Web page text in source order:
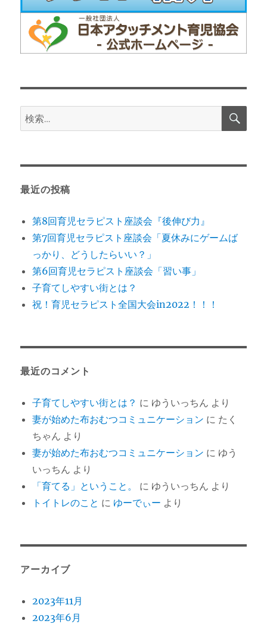
検
索:
検
最近の投稿
第8回育児セラピスト座談会『後伸び力』
第7回育児セラピスト座談会「夏休みにゲームば
っかり、どうしたらいい？」
第6回育児セラピスト座談会「習い事」
子育てしやすい街とは？
祝！育児セラピスト全国大会in2022！！！
最近のコメント
子育てしやすい街とは？ に ゆういっちん より
妻が始めた布おむつコミュニケーション に たく
ちゃん より
妻が始めた布おむつコミュニケーション に ゆう
いっちん より
「育てる」ということ。
に ゆういっちん より
トイトレのこと に ゆーでぃー より
アーカイブ
2023年11月
2023年6月